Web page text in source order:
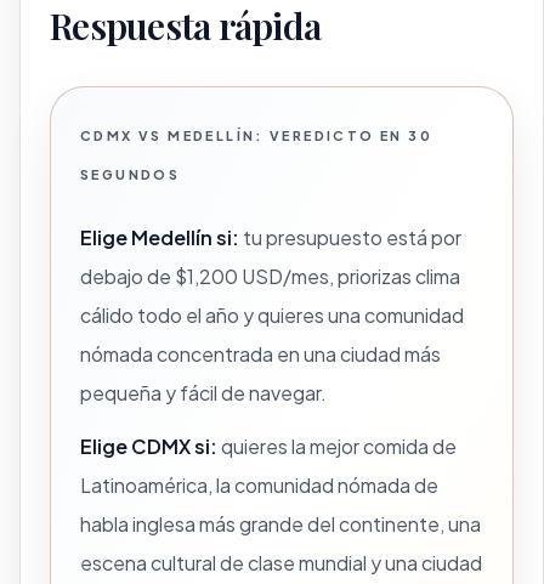
Respuesta rápida
CDMX VS MEDELLÍN: VEREDICTO EN 30
SEGUNDOS
Elige Medellín si: tu presupuesto está por
debajo de $1,200 USD/mes, priorizas clima
cálido todo el año y quieres una comunidad
nómada concentrada en una ciudad más
pequeña y fácil de navegar.
Elige CDMX si: quieres la mejor comida de
Latinoamérica, la comunidad nómada de
habla inglesa más grande del continente, una
escena cultural de clase mundial y una ciudad